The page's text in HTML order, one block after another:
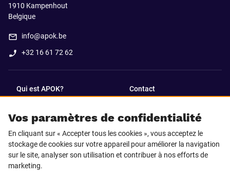
Vos paramètres de confidentialité
En cliquant sur « Accepter tous les cookies », vous acceptez le
stockage de cookies sur votre appareil pour améliorer la navigation
sur le site, analyser son utilisation et contribuer à nos efforts de
marketing.
1910 Kampenhout
Belgique
info@apok.be
+32 16 61 72 62
Qui est APOK? Contact
SUIVEZ-NOUS SUR
Facebook LinkedIn